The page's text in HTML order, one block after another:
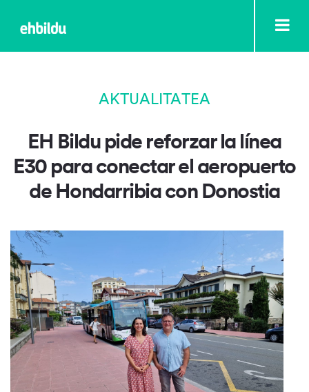
AKTUALITATEA
EH Bildu pide reforzar la línea
E30 para conectar el aeropuerto
de Hondarribia con Donostia